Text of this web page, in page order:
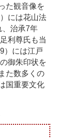
た観音像を
には花山法
、治承7年
利尊氏も当
）には江戸
御朱印状を
た数多くの
国重要文化